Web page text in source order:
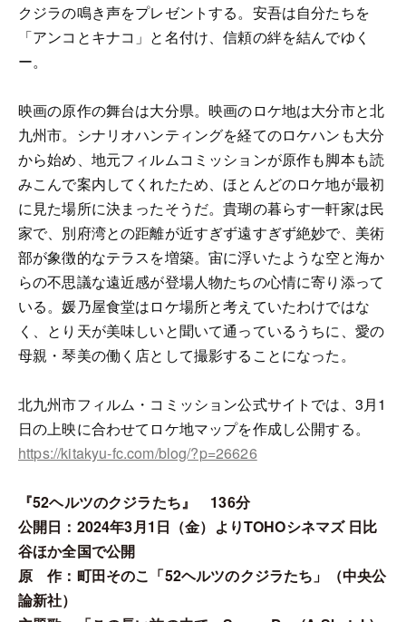
クジラの鳴き声をプレゼントする。安吾は自分たちを
「アンコとキナコ」と名付け、信頼の絆を結んでゆく
ー。
映画の原作の舞台は大分県。映画のロケ地は大分市と北
九州市。シナリオハンティングを経てのロケハンも大分
から始め、地元フィルムコミッションが原作も脚本も読
みこんで案内してくれたため、ほとんどのロケ地が最初
に見た場所に決まったそうだ。貴瑚の暮らす一軒家は民
家で、別府湾との距離が近すぎず遠すぎず絶妙で、美術
部が象徴的なテラスを増築。宙に浮いたような空と海か
らの不思議な遠近感が登場人物たちの心情に寄り添って
いる。媛乃屋食堂はロケ場所と考えていたわけではな
く、とり天が美味しいと聞いて通っているうちに、愛の
母親・琴美の働く店として撮影することになった。
北九州市フィルム・コミッション公式サイトでは、3月1
日の上映に合わせてロケ地マップを作成し公開する。
https://kitakyu-fc.com/blog/?p=26626
『52ヘルツのクジラたち』 136分
公開日：2024年3月1日（金）よりTOHOシネマズ 日比
谷ほか全国で公開
原 作：町田そのこ「52ヘルツのクジラたち」（中央公
論新社）